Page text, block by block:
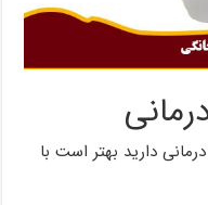
دارید بهتر است با